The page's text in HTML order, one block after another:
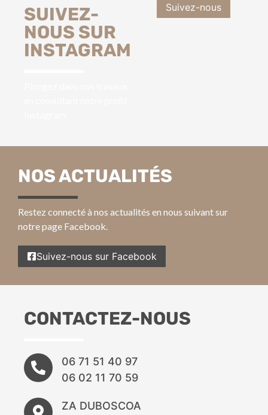
SUIVEZ-
NOUS SUR
INSTAGRAM
Suivez-nous
NOS ACTUALITÉS
Restez connecté à nos actualités en nous suivant sur
notre page Facebook.
Suivez-nous sur Facebook
CONTACTEZ-NOUS
06 71 51 40 97
06 02 11 70 59
ZA DUBOSCOA